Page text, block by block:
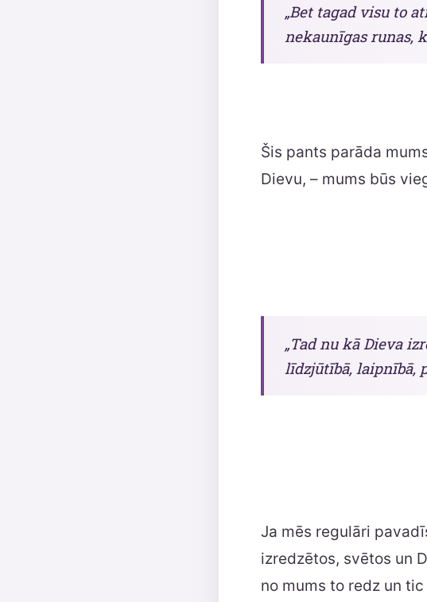
„Bet tagad visu to
nekaunīgas runas,
Šis pants parāda
Dievu, – mums būs
„Tad nu kā Dieva
līdzjūtībā, laipnībā,
Ja mēs regulāri
izredzētos, svētos un
no mums to redz un